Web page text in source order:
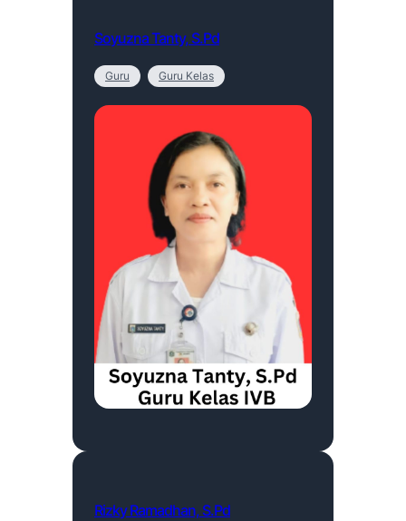
Soyuzna Tanty, S.Pd
Guru Guru Kelas
Rizky Ramadhan, S.Pd